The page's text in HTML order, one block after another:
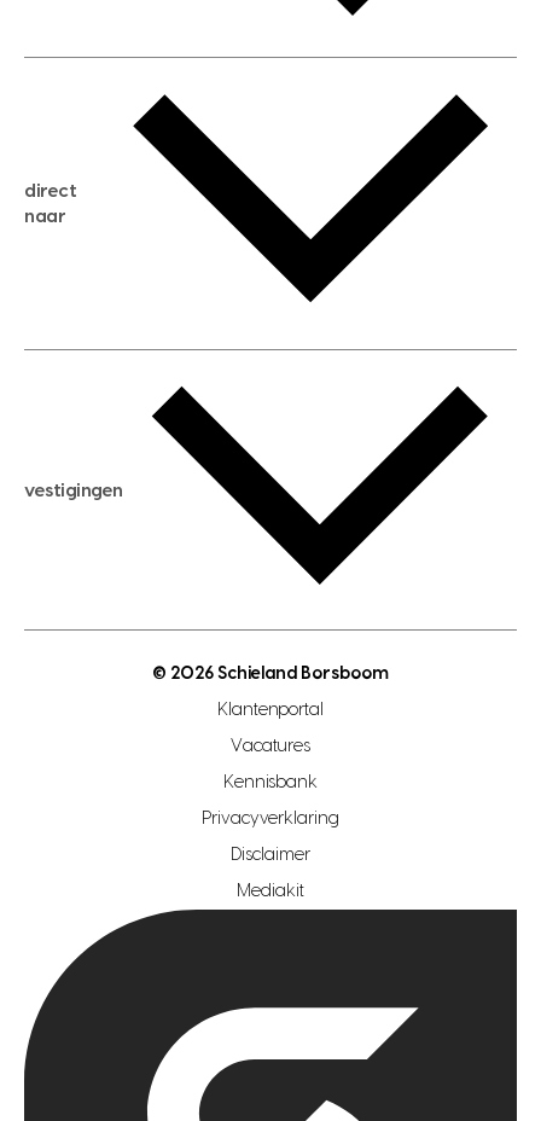
gratis zoekservice
huis verkopen
huis kopen
aankoopadvies
verkoopadvies
hypotheekadvies
direct
naar
hypotheek berekenen
maximale hypotheek berekenen
hypotheek bespaarcheck
gratis zoekprofiel aanmaken
open woningwaarde dag
vestigingen
makelaar regio zoetermeer
hypotheekshop regio den haag
hypotheekshop regio rotterdam
© 2026 Schieland Borsboom
Klantenportal
Vacatures
Kennisbank
Privacyverklaring
Disclaimer
Mediakit